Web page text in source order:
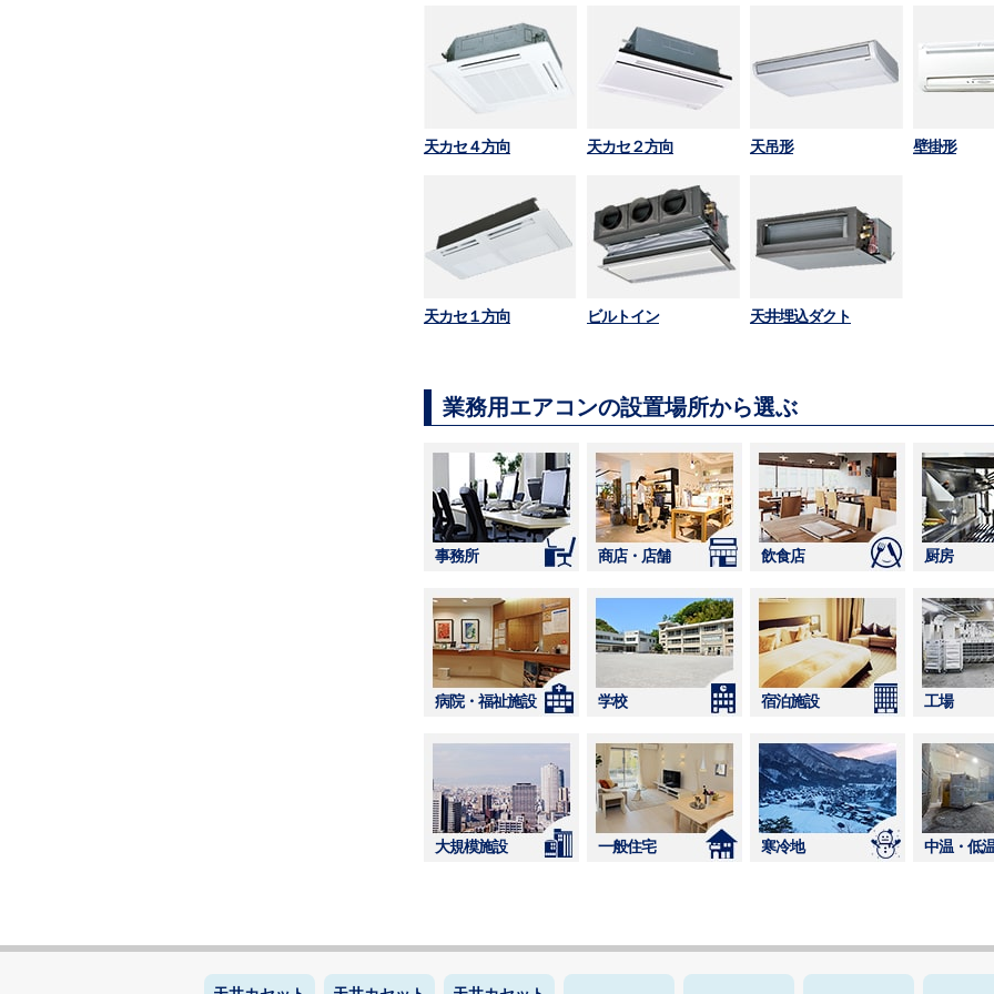
天カセ４方向 天カセ２方向 天吊形 壁掛形
天カセ１方向 ビルトイン 天井埋込ダクト
業務用エアコンの設置場所から選ぶ
事務所 商店・店舗 飲食店 厨房
病院・福祉施設 学校 宿泊施設 工場
大規模施設 一般住宅 寒冷地 中温・低